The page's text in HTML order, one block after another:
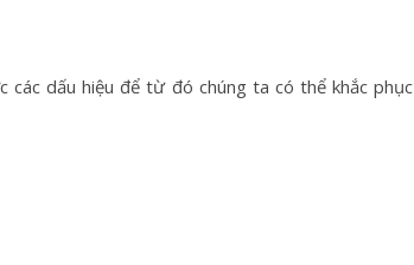
các dấu hiệu để từ đó chúng ta có thể khắc phục